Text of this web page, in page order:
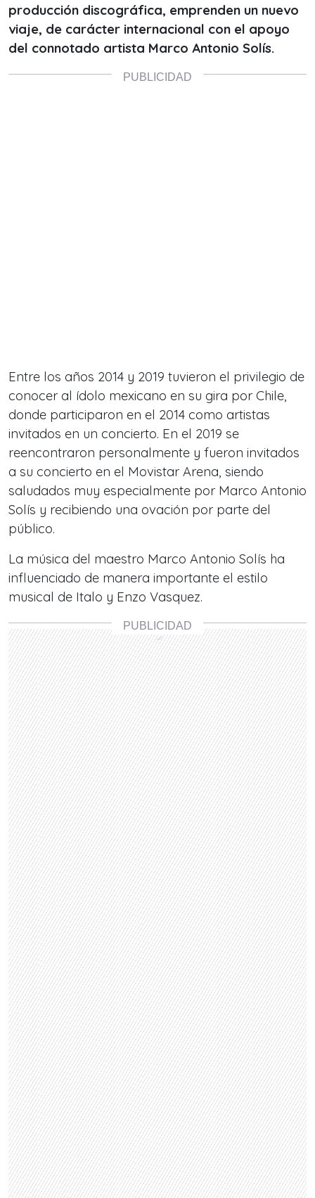
producción discográfica, emprenden un nuevo
viaje, de carácter internacional con el apoyo
del connotado artista Marco Antonio Solís.
Entre los años 2014 y 2019 tuvieron el privilegio de
conocer al ídolo mexicano en su gira por Chile,
donde participaron en el 2014 como artistas
invitados en un concierto. En el 2019 se
reencontraron personalmente y fueron invitados
a su concierto en el Movistar Arena, siendo
saludados muy especialmente por Marco Antonio
Solís y recibiendo una ovación por parte del
público.
La música del maestro Marco Antonio Solís ha
influenciado de manera importante el estilo
musical de Italo y Enzo Vasquez.